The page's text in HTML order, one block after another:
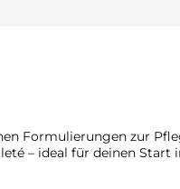
Formulierungen zur
– ideal für deinen Start